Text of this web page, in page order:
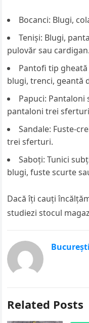
Bocanci: Blugi,
Tenişi: Blugi,
pulovăr sau cardigan.
Pantofi tip gheată
blugi, trenci, geantă
Papuci:
pantaloni trei
Sandale: Fuste-
trei sferturi.
Saboţi: Tunici
blugi, fuste scurte
Dacă îţi cauţi
studiezi stocul
Related Posts